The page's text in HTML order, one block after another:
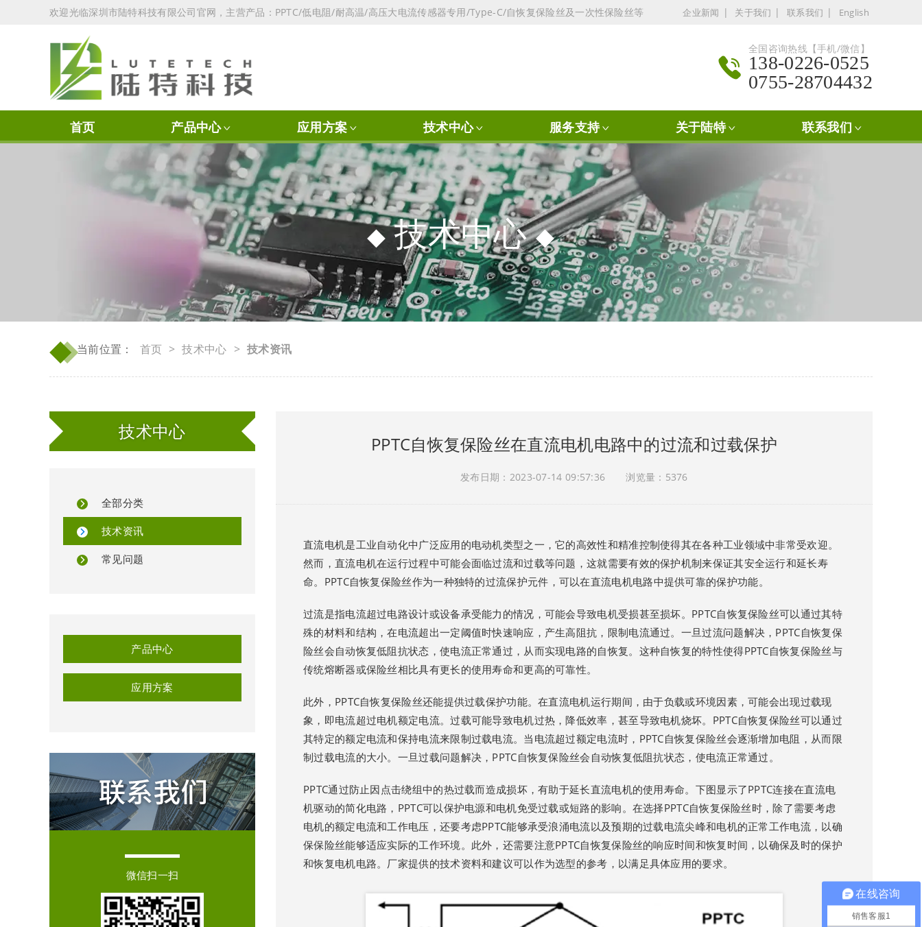
欢迎光临深圳市陆特科技有限公司官网，主营产品：PPTC/低电阻/耐高温/高压大电流传感器专用/Type-C/自恢复保险丝及一次性保险丝等 企业新闻 | 关于我们 | 联系我们 | English
全国咨询热线【手机/微信】
138-0226-0525
0755-28704432
首页 产品中心 应用方案 技术中心 服务支持 关于陆特 联系我们
技术中心
◆
◆当前位置： 首页 > 技术中心 > 技术资讯
技术中心
全部分类
技术资讯
常见问题
产品中心
应用方案
微信扫一扫
PPTC自恢复保险丝在直流电机电路中的过流和过载保护
发布日期：2023-07-14 09:57:36 浏览量：5376
直流电机是工业自动化中广泛应用的电动机类型之一，它的高效性和精准控制使得其在各种工业领域中非常受欢迎。
然而，直流电机在运行过程中可能会面临过流和过载等问题，这就需要有效的保护机制来保证其安全运行和延长寿
命。 PPTC自恢复保险丝作为一种独特的过流保护元件，可以在直流电机电路中提供可靠的保护功能。
过流是指电流超过电路设计或设备承受能力的情况，可能会导致电机受损甚至损坏。PPTC自恢复保险丝可以通过其特
殊的材料和结构，在电流超出一定阈值时快速响应，产生高阻抗，限制电流通过。一旦过流问题解决，PPTC自恢复保
险丝会自动恢复低阻抗状态，使电流正常通过，从而实现电路的自恢复。这种自恢复的特性使得PPTC自恢复保险丝与
传统熔断器或保险丝相比具有更长的使用寿命和更高的可靠性。
此外，PPTC自恢复保险丝还能提供过载保护功能。在直流电机运行期间，由于负载或环境因素，可能会出现过载现
象，即电流超过电机额定电流。过载可能导致电机过热，降低效率，甚至导致电机烧坏。PPTC自恢复保险丝可以通过
其特定的额定电流和保持电流来限制过载电流。当电流超过额定电流时，PPTC自恢复保险丝会逐渐增加电阻，从而限
制过载电流的大小。一旦过载问题解决，PPTC自恢复保险丝会自动恢复低阻抗状态，使电流正常通过。
PPTC通过防止因点击绕组中的热过载而造成损坏，有助于延长直流电机的使用寿命。下图显示了PPTC连接在直流电
机驱动的简化电路，PPTC可以保护电源和电机免受过载或短路的影响。在选择PPTC自恢复保险丝时，除了需要考虑
电机的额定电流和工作电压，还要考虑PPTC能够承受浪涌电流以及预期的过载电流尖峰和电机的正常工作电流，以确
保保险丝能够适应实际的工作环境。此外，还需要注意PPTC自恢复保险丝的响应时间和恢复时间，以确保及时的保护
和恢复电机电路。厂家提供的技术资料和建议可以作为选型的参考，以满足具体应用的要求。
在线咨询
销售客服1